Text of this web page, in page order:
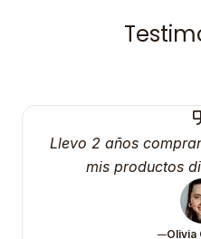
Llevo 2 años
mis productos
Olivia